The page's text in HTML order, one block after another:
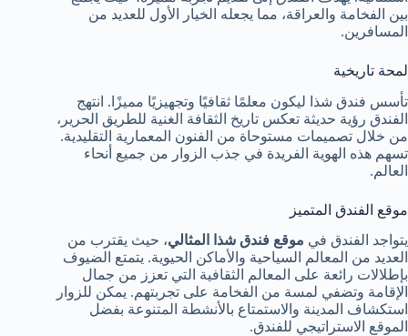
بين الفخامة والعراقة، مما يجعله الخيار الأول للعديد من
المسافرين.
لمحة تاريخية
تأسس فندق شذا ليكون معلمًا ثقافيًا وتجهيزيًا مميزًا. انتهج
الفندق رؤية حديثة تعكس تاريخ الثقافة الغنية للطريق الحرير،
من خلال تصميمات مستوحاة من الفنون المعمارية التقليدية.
تسهم هذه الهوية الفريدة في جذب الزوار من جميع أنحاء
العالم.
موقع الفندق المتميز
يتواجد الفندق في موقع فندق شذا المثالي، حيث يقترب من
العديد من المعالم السياحية والأماكن الحيوية. يتمتع الضيوف
بإطلالات رائعة على المعالم الثقافية التي تعزز من جمال
الإقامة وتضفي لمسة من الفخامة على تجربتهم. يمكن للزوار
استكشاف المدينة والاستمتاع بالأنشطة المتنوعة بفضل
الموقع الاستراتيجي للفندق.